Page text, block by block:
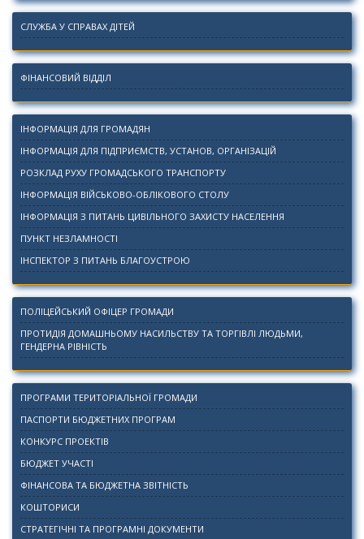
СЛУЖБА У СПРАВАХ ДІТЕЙ
ФІНАНСОВИЙ ВІДДІЛ
ІНФОРМАЦІЯ ДЛЯ ГРОМАДЯН
ІНФОРМАЦІЯ ДЛЯ ПІДПРИЄМСТВ, УСТАНОВ, ОРГАНІЗАЦІЙ
РОЗКЛАД РУХУ ГРОМАДСЬКОГО ТРАНСПОРТУ
ІНФОРМАЦІЯ ВІЙСЬКОВО-ОБЛІКОВОГО СТОЛУ
ІНФОРМАЦІЯ З ПИТАНЬ ЦИВІЛЬНОГО ЗАХИСТУ НАСЕЛЕННЯ
ПУНКТ НЕЗЛАМНОСТІ
ІНСПЕКТОР З ПИТАНЬ БЛАГОУСТРОЮ
ПОЛІЦЕЙСЬКИЙ ОФІЦЕР ГРОМАДИ
ПРОТИДІЯ ДОМАШНЬОМУ НАСИЛЬСТВУ ТА ТОРГІВЛІ ЛЮДЬМИ,
ГЕНДЕРНА РІВНІСТЬ
ПРОГРАМИ ТЕРИТОРІАЛЬНОЇ ГРОМАДИ
ПАСПОРТИ БЮДЖЕТНИХ ПРОГРАМ
КОНКУРС ПРОЕКТІВ
БЮДЖЕТ УЧАСТІ
ФІНАНСОВА ТА БЮДЖЕТНА ЗВІТНІСТЬ
КОШТОРИСИ
СТРАТЕГІЧНІ ТА ПРОГРАМНІ ДОКУМЕНТИ